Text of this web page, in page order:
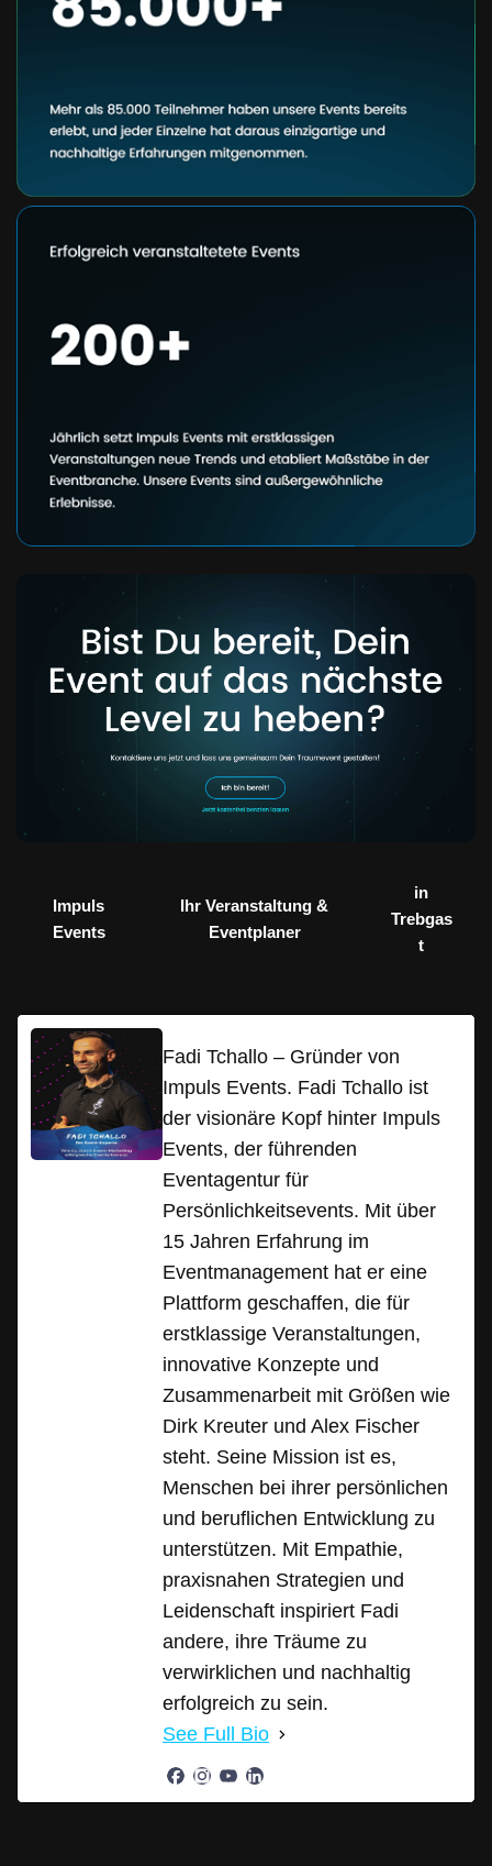
Impuls
Events
Ihr Veranstaltung &
Eventplaner
in
Trebgas
t
Fadi Tchallo – Gründer von
Impuls Events. Fadi Tchallo ist
der visionäre Kopf hinter Impuls
Events, der führenden
Eventagentur für
Persönlichkeitsevents. Mit über
15 Jahren Erfahrung im
Eventmanagement hat er eine
Plattform geschaffen, die für
erstklassige Veranstaltungen,
innovative Konzepte und
Zusammenarbeit mit Größen wie
Dirk Kreuter und Alex Fischer
steht. Seine Mission ist es,
Menschen bei ihrer persönlichen
und beruflichen Entwicklung zu
unterstützen. Mit Empathie,
praxisnahen Strategien und
Leidenschaft inspiriert Fadi
andere, ihre Träume zu
verwirklichen und nachhaltig
erfolgreich zu sein.
See Full Bio